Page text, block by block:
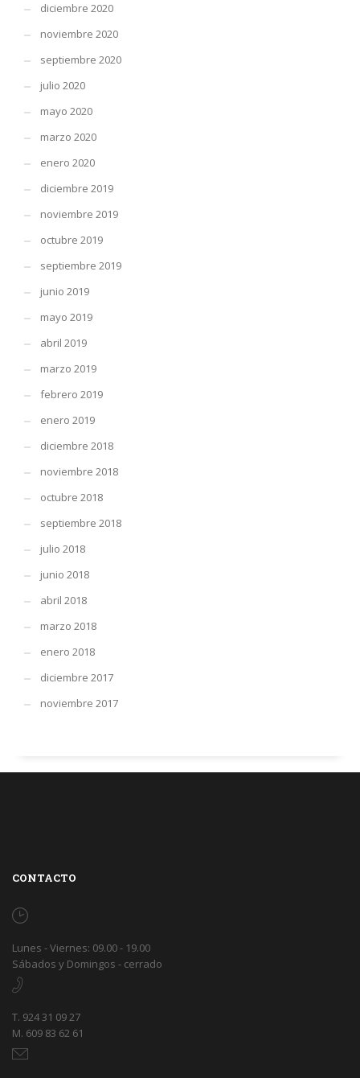
diciembre 2020
noviembre 2020
septiembre 2020
julio 2020
mayo 2020
marzo 2020
enero 2020
diciembre 2019
noviembre 2019
octubre 2019
septiembre 2019
junio 2019
mayo 2019
abril 2019
marzo 2019
febrero 2019
enero 2019
diciembre 2018
noviembre 2018
octubre 2018
septiembre 2018
julio 2018
junio 2018
abril 2018
marzo 2018
enero 2018
diciembre 2017
noviembre 2017
CONTACTO
Lunes - Viernes: 09.00 - 19.00
Sábados y Domingos - cerrado
T. 924 31 09 27
M. 609 83 62 61